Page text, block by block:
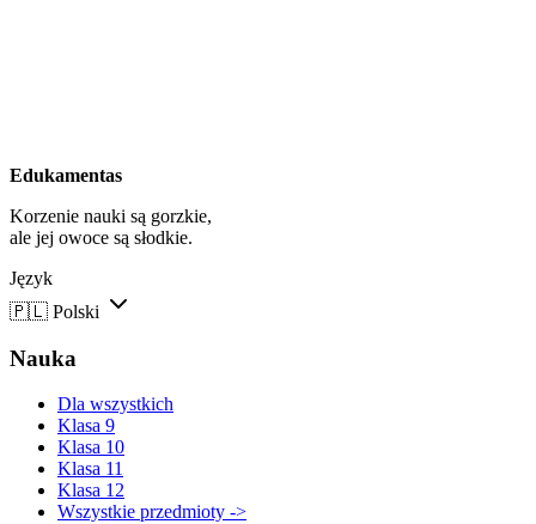
Edukamentas
Korzenie nauki są gorzkie,
ale jej owoce są słodkie.
Język
🇵🇱 Polski
Nauka
Dla wszystkich
Klasa 9
Klasa 10
Klasa 11
Klasa 12
Wszystkie przedmioty ->